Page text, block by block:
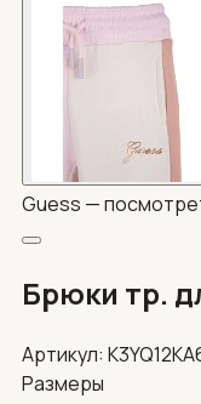
Guess —
Брюки тр.
Артикул:
Размеры